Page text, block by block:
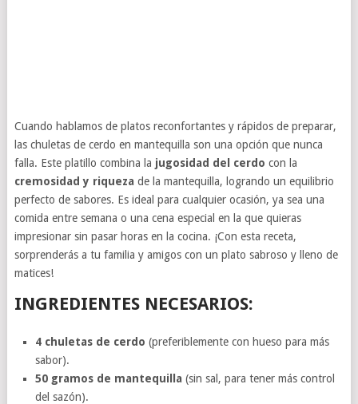
Cuando hablamos de platos reconfortantes y rápidos de preparar,
las chuletas de cerdo en mantequilla son una opción que nunca
falla. Este platillo combina la jugosidad del cerdo con la
cremosidad y riqueza de la mantequilla, logrando un equilibrio
perfecto de sabores. Es ideal para cualquier ocasión, ya sea una
comida entre semana o una cena especial en la que quieras
impresionar sin pasar horas en la cocina. ¡Con esta receta,
sorprenderás a tu familia y amigos con un plato sabroso y lleno de
matices!
INGREDIENTES NECESARIOS:
4 chuletas de cerdo (preferiblemente con hueso para más
sabor).
50 gramos de mantequilla (sin sal, para tener más control
del sazón).